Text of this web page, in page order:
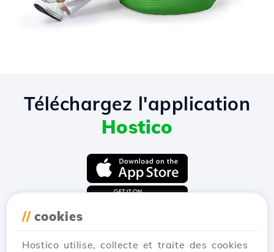
// cookies
Hostico utilise, collecte et traite des cookies
Téléchargez l'application
Hostico